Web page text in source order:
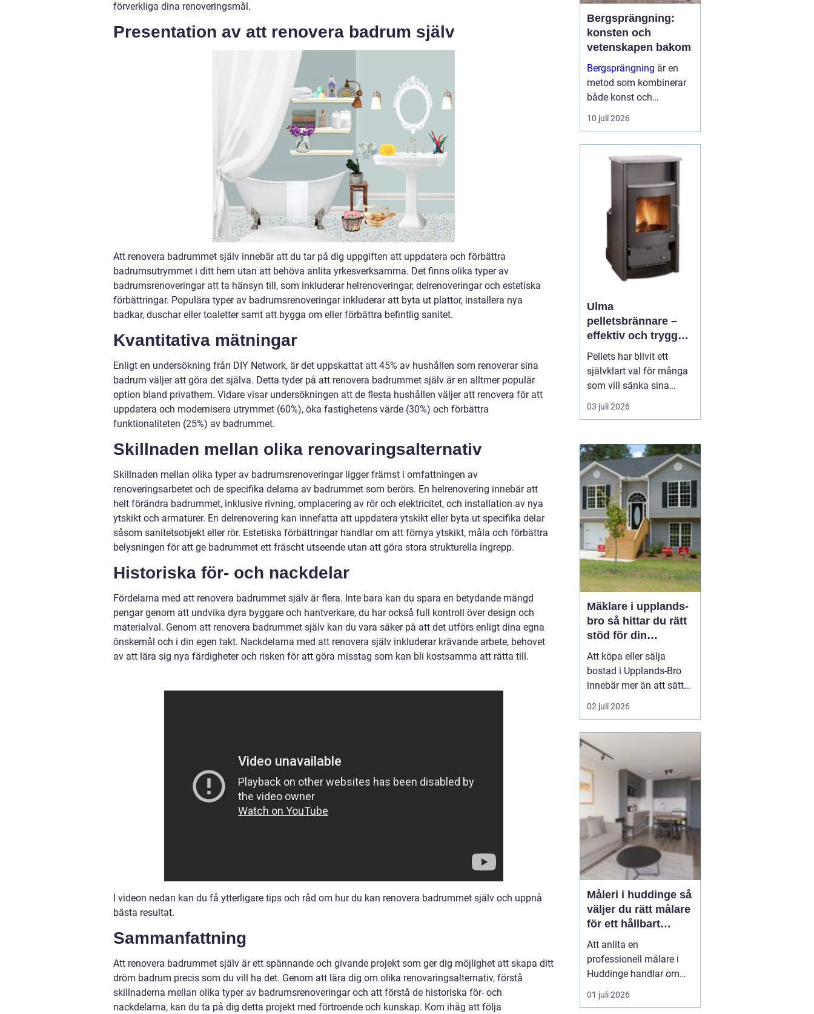
förverkliga dina renoveringsmål.
Presentation av att renovera badrum själv
Att renovera badrummet själv innebär att du tar på dig uppgiften att uppdatera och förbättra
badrumsutrymmet i ditt hem utan att behöva anlita yrkesverksamma. Det finns olika typer av
badrumsrenoveringar att ta hänsyn till, som inkluderar helrenoveringar, delrenoveringar och estetiska
förbättringar. Populära typer av badrumsrenoveringar inkluderar att byta ut plattor, installera nya
badkar, duschar eller toaletter samt att bygga om eller förbättra befintlig sanitet.
Kvantitativa mätningar
Enligt en undersökning från DIY Network, är det uppskattat att 45% av hushållen som renoverar sina
badrum väljer att göra det själva. Detta tyder på att renovera badrummet själv är en alltmer populär
option bland privathem. Vidare visar undersökningen att de flesta hushållen väljer att renovera för att
uppdatera och modernisera utrymmet (60%), öka fastighetens värde (30%) och förbättra
funktionaliteten (25%) av badrummet.
Skillnaden mellan olika renovaringsalternativ
Skillnaden mellan olika typer av badrumsrenoveringar ligger främst i omfattningen av
renoveringsarbetet och de specifika delarna av badrummet som berörs. En helrenovering innebär att
helt förändra badrummet, inklusive rivning, omplacering av rör och elektricitet, och installation av nya
ytskikt och armaturer. En delrenovering kan innefatta att uppdatera ytskikt eller byta ut specifika delar
såsom sanitetsobjekt eller rör. Estetiska förbättringar handlar om att förnya ytskikt, måla och förbättra
belysningen för att ge badrummet ett fräscht utseende utan att göra stora strukturella ingrepp.
Historiska för- och nackdelar
Fördelarna med att renovera badrummet själv är flera. Inte bara kan du spara en betydande mängd
pengar genom att undvika dyra byggare och hantverkare, du har också full kontroll över design och
materialval. Genom att renovera badrummet själv kan du vara säker på att det utförs enligt dina egna
önskemål och i din egen takt. Nackdelarna med att renovera själv inkluderar krävande arbete, behovet
av att lära sig nya färdigheter och risken för att göra misstag som kan bli kostsamma att rätta till.
I videon nedan kan du få ytterligare tips och råd om hur du kan renovera badrummet själv och uppnå
bästa resultat.
Sammanfattning
Att renovera badrummet själv är ett spännande och givande projekt som ger dig möjlighet att skapa ditt
dröm badrum precis som du vill ha det. Genom att lära dig om olika renovaringsalternativ, förstå
skillnaderna mellan olika typer av badrumsrenoveringar och att förstå de historiska för- och
nackdelarna, kan du ta på dig detta projekt med förtroende och kunskap. Kom ihåg att följa
Bergsprängning:
konsten och
vetenskapen bakom
Bergsprängning är en
metod som kombinerar
både konst och
vetenskap för att bryta
ner och avlägsna
stadsmiljöerna och
Stockholm spelar
10 juli 2026
Ulma
pelletsbrännare –
effektiv och trygg
uppvärmning med
pellets
Pellets har blivit ett
självklart val för många
som vill sänka sina
uppvärmningskostnader
och samtidigt minska
modern pelletsbrännare
ger hög verkningsgrad,
jämn värme och rel...
03 juli 2026
Mäklare i upplands-
bro så hittar du rätt
stöd för din
bostadsaffär
Att köpa eller sälja
bostad i Upplands-Bro
innebär mer än att sätta
upp en annons och
vänta in bud. Marknaden
dynamik, särskilt med
närheten till Mälaren,
pendeltåg mot
Stockholm och en
blandning av villor,
radhus, bostadsrätter
oc...
02 juli 2026
Måleri i huddinge så
väljer du rätt målare
för ett hållbart
resultat
Att anlita en
professionell målare i
Huddinge handlar om
mycket mer än att få nya
färger på väggarna. Det
01 juli 2026